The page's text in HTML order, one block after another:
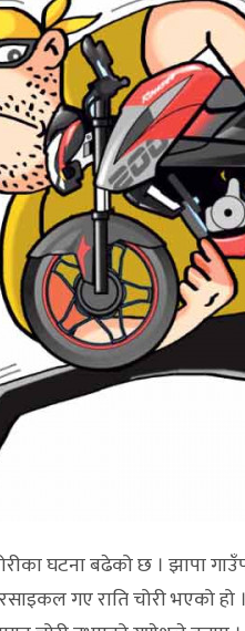
घटना बढेको छ । झापा
गए राति चोरी भएको